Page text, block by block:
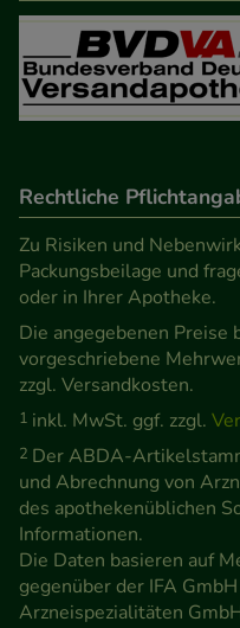
Besuchers oder unsere
Verhaltensweisen
anzupassen. Komfort-
auch auf Ihre
Statistik & Tracking:
Informationen über
unserer Website
unsere Website weiter
den Inhalt auf unserer
Werbung auf
zu gestalten. Bitte
teilweise an Dritte wie
Medien übertragen
Rechtliche
Zu Risiken und
Packungsbeilage und
oder in Ihrer Apotheke.
Die angegebenen Preise
vorgeschriebene
zzgl. Versandkosten.
1 inkl. MwSt. ggf. zzgl.
2 Der ABDA-
und Abrechnung von
des apothekenüblichen
Informationen.
Die Daten basieren auf
gegenüber der IFA
Arzneispezialitäten